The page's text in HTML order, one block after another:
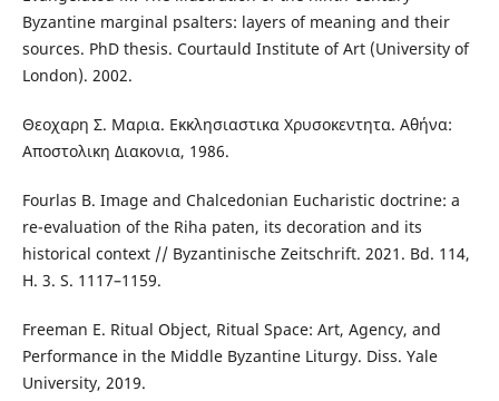
Byzantine marginal psalters: layers of meaning and their
sources. PhD thesis. Courtauld Institute of Art (University of
London). 2002.
Θεοχαρη Σ. Μαρια. Εκκλησιαστικα Χρυσοκεντητα. Αθήνα:
Αποστολικη Διακονια, 1986.
Fourlas B. Image and Chalcedonian Eucharistic doctrine: a
re-evaluation of the Riha paten, its decoration and its
historical context // Byzantinische Zeitschrift. 2021. Bd. 114,
H. 3. S. 1117–1159.
Freeman E. Ritual Object, Ritual Space: Art, Agency, and
Performance in the Middle Byzantine Liturgy. Diss. Yale
University, 2019.